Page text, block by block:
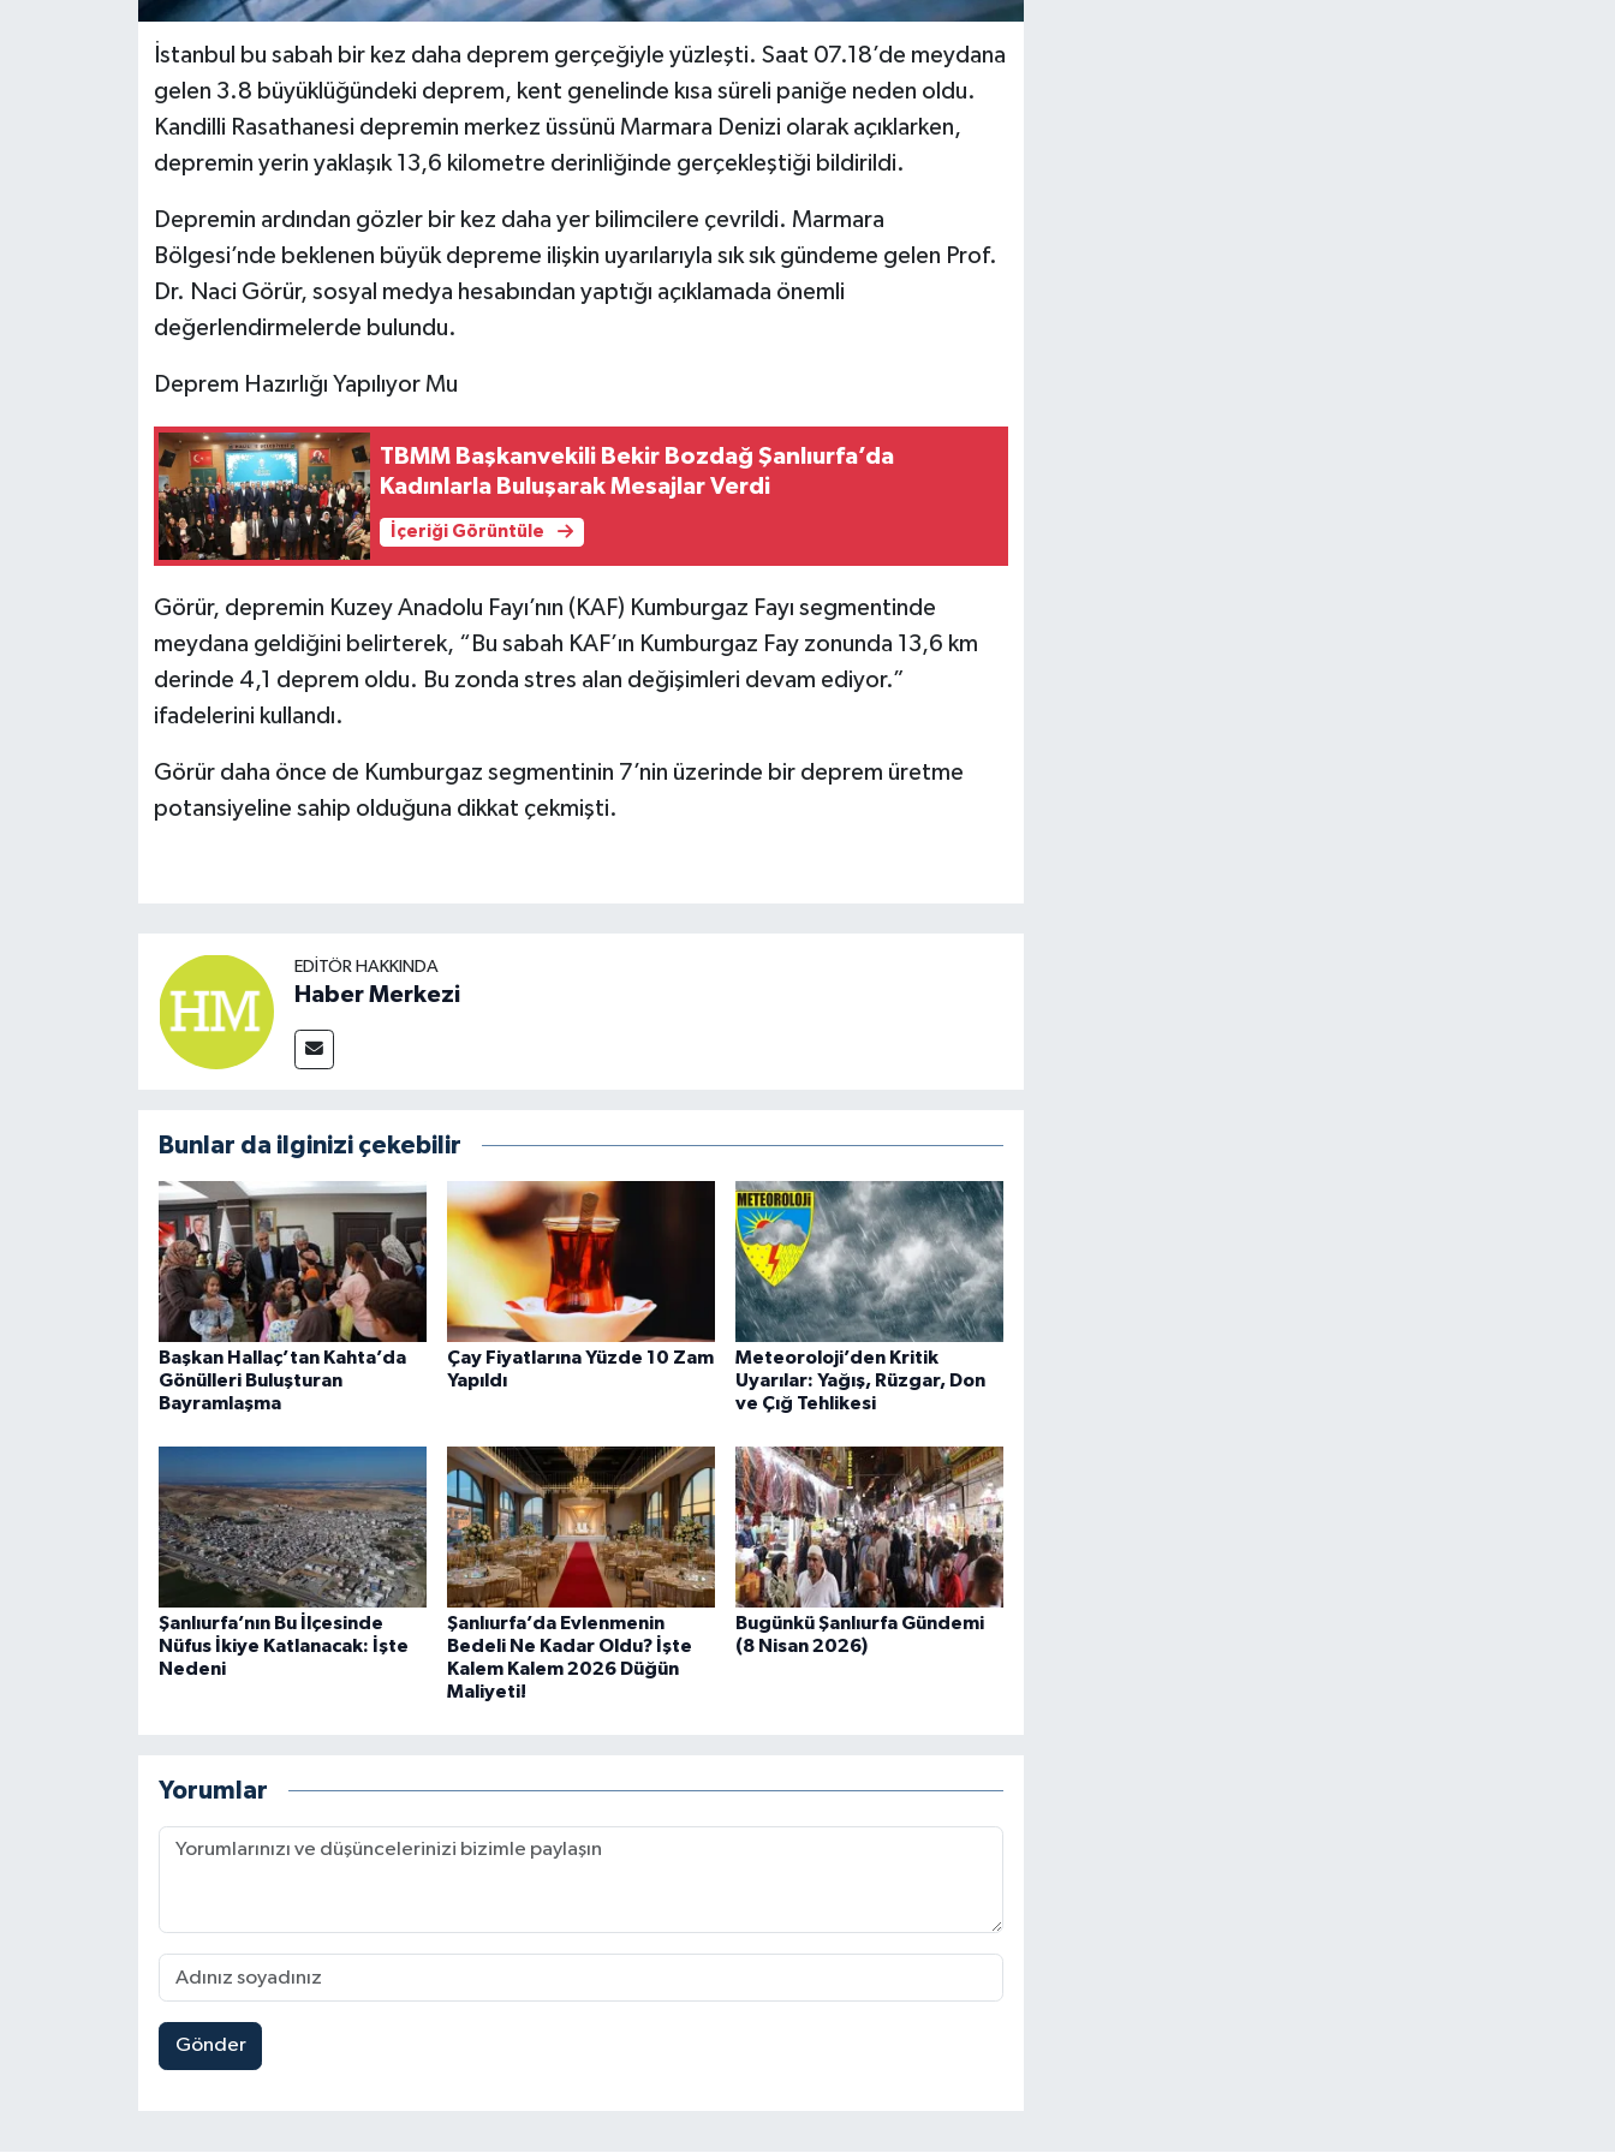
İstanbul bu sabah bir kez daha deprem gerçeğiyle yüzleşti. Saat 07.18’de meydana
gelen 3.8 büyüklüğündeki deprem, kent genelinde kısa süreli paniğe neden oldu.
Kandilli Rasathanesi depremin merkez üssünü Marmara Denizi olarak açıklarken,
depremin yerin yaklaşık 13,6 kilometre derinliğinde gerçekleştiği bildirildi.
Depremin ardından gözler bir kez daha yer bilimcilere çevrildi. Marmara
Bölgesi’nde beklenen büyük depreme ilişkin uyarılarıyla sık sık gündeme gelen Prof.
Dr. Naci Görür, sosyal medya hesabından yaptığı açıklamada önemli
değerlendirmelerde bulundu.
Deprem Hazırlığı Yapılıyor Mu
TBMM Başkanvekili Bekir Bozdağ Şanlıurfa’da
Kadınlarla Buluşarak Mesajlar Verdi
İçeriği Görüntüle
Görür, depremin Kuzey Anadolu Fayı’nın (KAF) Kumburgaz Fayı segmentinde
meydana geldiğini belirterek, “Bu sabah KAF’ın Kumburgaz Fay zonunda 13,6 km
derinde 4,1 deprem oldu. Bu zonda stres alan değişimleri devam ediyor.”
ifadelerini kullandı.
Görür daha önce de Kumburgaz segmentinin 7’nin üzerinde bir deprem üretme
potansiyeline sahip olduğuna dikkat çekmişti.
EDITÖR HAKKINDA
Haber Merkezi
Bunlar da ilginizi çekebilir
Başkan Hallaç’tan Kahta’da
Gönülleri Buluşturan
Bayramlaşma
Çay Fiyatlarına Yüzde 10 Zam
Yapıldı
Meteoroloji’den Kritik
Uyarılar: Yağış, Rüzgar, Don
ve Çığ Tehlikesi
Şanlıurfa’nın Bu İlçesinde
Nüfus İkiye Katlanacak: İşte
Nedeni
Şanlıurfa’da Evlenmenin
Bedeli Ne Kadar Oldu? İşte
Kalem Kalem 2026 Düğün
Maliyeti!
Bugünkü Şanlıurfa Gündemi
(8 Nisan 2026)
Yorumlar
Gönder